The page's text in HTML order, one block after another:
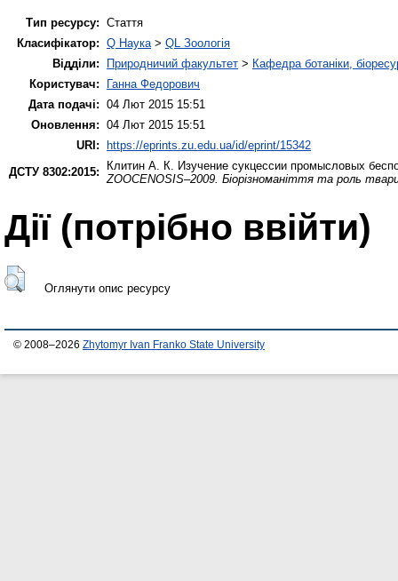
Тип ресурсу: Стаття
Класифікатор: Q Наука > QL Зоологія
Відділи:
Природничий факультет > Кафедра ботаніки,
Користувач:
Ганна Федорович
Дата подачі: 04 Лют 2015 15:51
Оновлення: 04 Лют 2015 15:51
URI: https://eprints.zu.edu.ua/id/eprint/15342
ДСТУ 8302:2015:
Клитин А. К.
Изучение сукцессии промысловых
ZOOCENOSIS–2009. Біорізноманіття та роль
Дії ​​(потрібно ввійти)
Оглянути опис ресурсу
© 2008–2026 Zhytomyr Ivan Franko State University